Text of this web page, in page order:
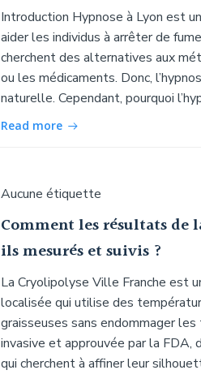
Introduction Hypnose à Lyon est
aider les individus à arrêter de
cherchent des alternatives aux
ou les médicaments. Donc,
naturelle. Cependant, pourquoi
Read more
Aucune étiquette
Comment les résultats
ils mesurés et suivis ?
La Cryolipolyse Ville Franche est
localisée qui utilise des
graisseuses sans endommager
invasive et approuvée par la FDA,
qui cherchent à affiner leur